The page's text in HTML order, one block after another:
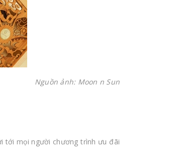
Nguồn ảnh: Moon n Sun
tới mọi người chương trình ưu đãi